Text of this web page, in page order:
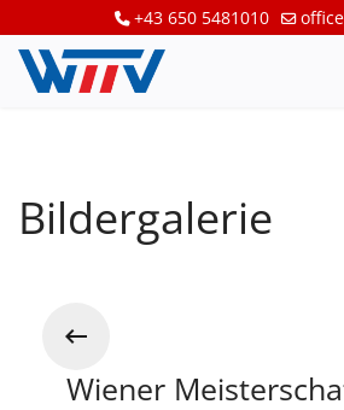
+43 650 5481010
Bildergalerie
Wiener